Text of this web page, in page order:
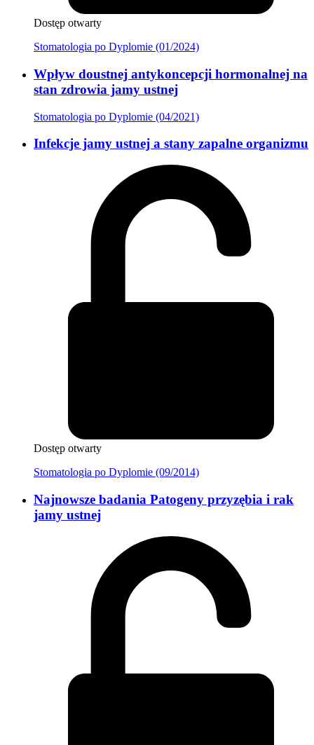
Dostęp otwarty
Stomatologia po Dyplomie (01/2024)
Wpływ doustnej antykoncepcji hormonalnej na
stan zdrowia jamy ustnej
Stomatologia po Dyplomie (04/2021)
Infekcje jamy ustnej a stany zapalne organizmu
Dostęp otwarty
Stomatologia po Dyplomie (09/2014)
Najnowsze badania Patogeny przyzębia i rak
jamy ustnej